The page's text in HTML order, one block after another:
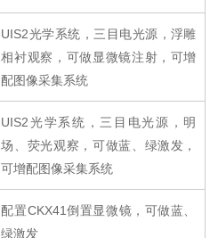
UIS2光学系统，三目电光源，浮雕
相衬观察，可做显微镜注射，可增
配图像采集系统
UIS2光学系统，三目电光源，明
场、荧光观察，可做蓝、绿激发，
可增配图像采集系统
配置CKX41倒置显微镜，可做蓝、
绿激发